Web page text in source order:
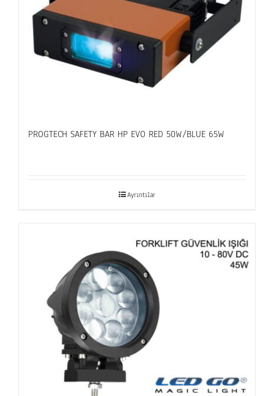
PROGTECH SAFETY BAR HP EVO RED 50W/BLUE 65W
Ayrıntılar